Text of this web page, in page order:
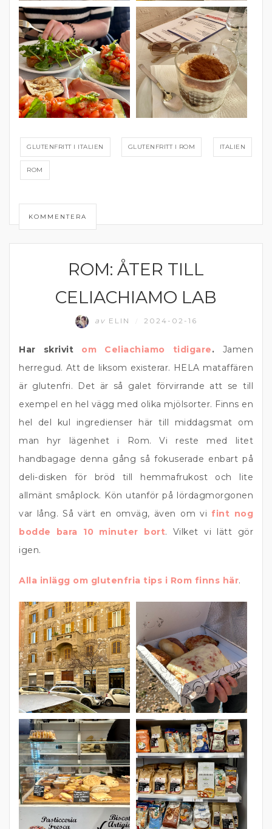
GLUTENFRITT I ITALIEN GLUTENFRITT I ROM ITALIEN
ROM
KOMMENTERA
ROM: ÅTER TILL
CELIACHIAMO LAB
av ELIN 2024-02-16
Har skrivit om Celiachiamo tidigare. Jamen
herregud. Att de liksom existerar. HELA mataffären
är glutenfri. Det är så galet förvirrande att se till
exempel en hel vägg med olika mjölsorter. Finns en
hel del kul ingredienser här till middagsmat om
man hyr lägenhet i Rom. Vi reste med litet
handbagage denna gång så fokuserade enbart på
deli-disken för bröd till hemmafrukost och lite
allmänt småplock. Kön utanför på lördagmorgonen
var lång. Så värt en omväg, även om vi fint nog
bodde bara 10 minuter bort. Vilket vi lätt gör
igen.
Alla inlägg om glutenfria tips i Rom finns här.